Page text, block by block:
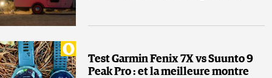
Test Garmin Fenix 7X vs Suunto 9
Peak Pro : et la meilleure montre